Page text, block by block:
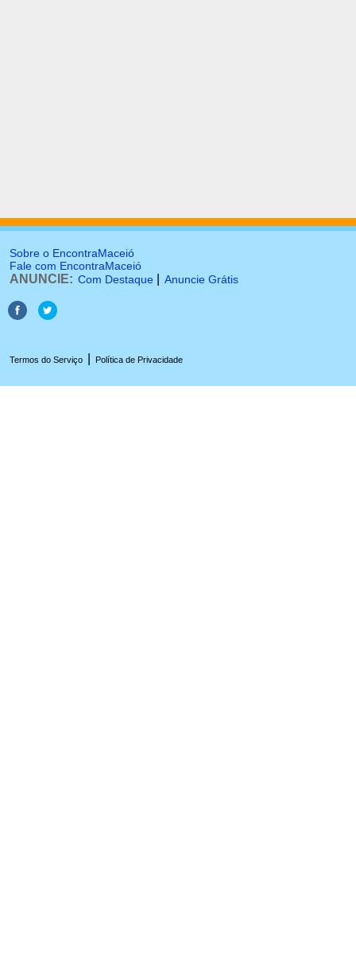
Sobre o EncontraMaceió
Fale com EncontraMaceió
ANUNCIE: Com Destaque Anuncie Grátis
Termos do Serviço Política de Privacidade